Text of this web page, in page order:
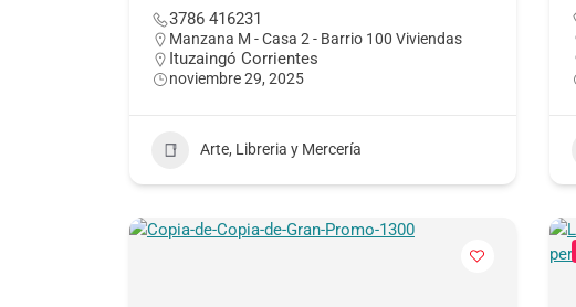
3786 416231
Manzana M - Casa 2 - Barrio 100 Viviendas
Ituzaingó Corrientes
noviembre 29, 2025
Arte, Libreria y Mercería